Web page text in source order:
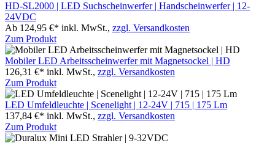
HD-SL2000 | LED Suchscheinwerfer | Handscheinwerfer | 12-
24VDC
Ab 124,95 €* inkl. MwSt., zzgl. Versandkosten
Zum Produkt
Mobiler LED Arbeitsscheinwerfer mit Magnetsockel | HD
126,31 €* inkl. MwSt., zzgl. Versandkosten
Zum Produkt
LED Umfeldleuchte | Scenelight | 12-24V | 715 | 175 Lm
137,84 €* inkl. MwSt., zzgl. Versandkosten
Zum Produkt